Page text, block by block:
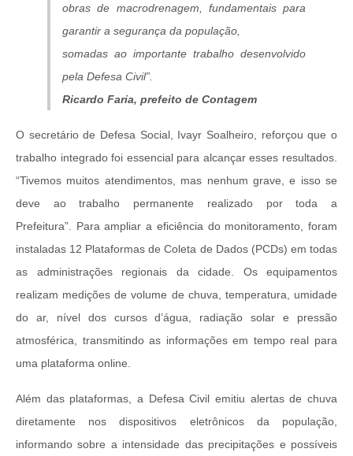
obras de macrodrenagem, fundamentais para
garantir a segurança da população,
somadas ao importante trabalho desenvolvido
pela Defesa Civil”.
Ricardo Faria, prefeito de Contagem
O secretário de Defesa Social, Ivayr Soalheiro, reforçou que o
trabalho integrado foi essencial para alcançar esses resultados.
“Tivemos muitos atendimentos, mas nenhum grave, e isso se
deve ao trabalho permanente realizado por toda a
Prefeitura”. Para ampliar a eficiência do monitoramento, foram
instaladas 12 Plataformas de Coleta de Dados (PCDs) em todas
as administrações regionais da cidade. Os equipamentos
realizam medições de volume de chuva, temperatura, umidade
do ar, nível dos cursos d’água, radiação solar e pressão
atmosférica, transmitindo as informações em tempo real para
uma plataforma online.
Além das plataformas, a Defesa Civil emitiu alertas de chuva
diretamente nos dispositivos eletrônicos da população,
informando sobre a intensidade das precipitações e possíveis